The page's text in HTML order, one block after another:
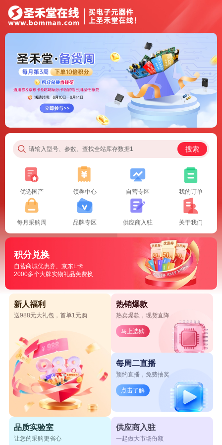
请输入型号、参数、查找全站库存数据1 搜索
优选国产 领券中心 自营专区 我的订单
每月采购周 品牌专区 供应商入驻 关于我们
积分兑换
自营商城优惠券、京东E卡
2000多个大牌实物礼品免费换
新人福利
送988元大礼包，首单1元购
热销爆款
热卖爆款，现货直降
马上选购
每周二直播
预约直播，免费抽奖
点击了解
品质实验室
让您的采购更省心
供应商入驻
一起做大市场份额